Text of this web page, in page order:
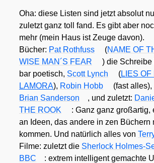
Oha: die­se Lis­ten sind jetzt abso­lut
zuletzt ganz toll fand. Es gibt aber
mehr (mein Haus ist Zeu­ge davon).
Bücher: Pat Roth­fuss (NAME OF
WISE MAN´S FEAR
) die
bar poe­tisch, Scott Lynch (LIES
LAMORA), Robin Hobb (fast alles),
Bri­an San­der­son
, und zuletzt:
THE ROOK
: Ganz ganz groß­ar­tig,
an Ideen, das ande­re in zen
kom­men. Und natür­lich alles von
Fil­me: zuletzt die Sher­lock Hol­mes-
BBC
: extrem intel­li­gent gemach­te